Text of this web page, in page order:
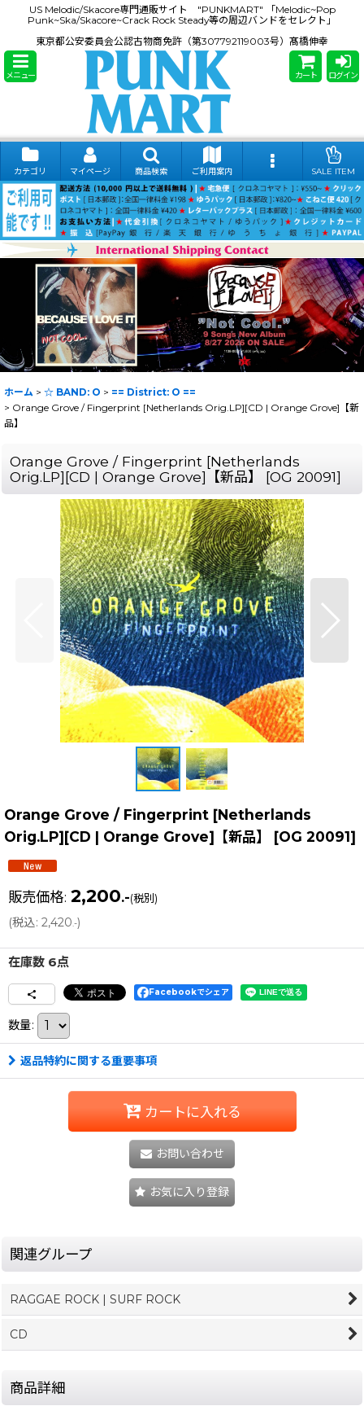
US Melodic/Skacore専門通販サイト "PUNKMART" 「Melodic~Pop
Punk~Ska/Skacore~Crack Rock Steady等の周辺バンドをセレクト」
東京都公安委員会公認古物商免許（第307792119003号）髙橋伸幸
メニュー カート ログイン
カテゴリ マイページ 商品検索 ご利用案内 SALE ITEM
ホーム > ☆ BAND: O > == District: O ==
> Orange Grove / Fingerprint [Netherlands Orig.LP][CD | Orange Grove]【新
品】
Orange Grove / Fingerprint [Netherlands
Orig.LP][CD | Orange Grove]【新品】
[OG 20091]
Orange Grove / Fingerprint [Netherlands
Orig.LP][CD | Orange Grove]【新品】
[OG 20091]
販売価格: 2,200.-(税別)
(税込: 2,420.-)
在庫数 6点
Facebookでシェア
数量:
返品特約に関する重要事項
カートに入れる
お問い合わせ
お気に入り登録
関連グループ
RAGGAE ROCK | SURF ROCK
CD
商品詳細